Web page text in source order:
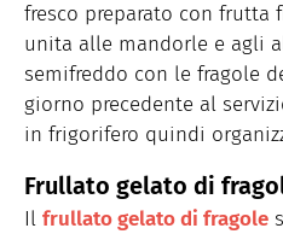
fresco preparato con frutta
unita alle mandorle e agli
semifreddo con le fragole
giorno precedente al
in frigorifero quindi
Frullato gelato di
Il frullato gelato di fragole